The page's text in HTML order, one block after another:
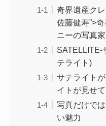
奇界遺産ク
佐藤健寿”>
ニーの写真
SATELLITE-
テライト)
サテライト
イトが見せ
写真だけで
い魅力